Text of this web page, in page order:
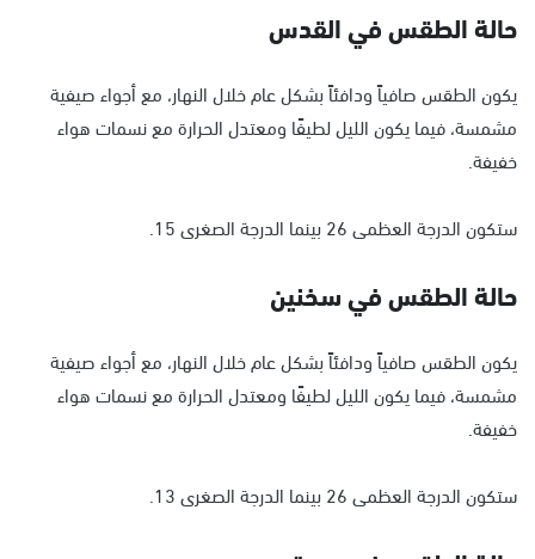
حالة الطقس في القدس
يكون الطقس صافياً ودافئاً بشكل عام خلال النهار، مع أجواء صيفية
مشمسة، فيما يكون الليل لطيفًا ومعتدل الحرارة مع نسمات هواء
خفيفة.
ستكون الدرجة العظمى 26 بينما الدرجة الصغرى 15.
حالة الطقس في سخنين
يكون الطقس صافياً ودافئاً بشكل عام خلال النهار، مع أجواء صيفية
مشمسة، فيما يكون الليل لطيفًا ومعتدل الحرارة مع نسمات هواء
خفيفة.
ستكون الدرجة العظمى 26 بينما الدرجة الصغرى 13.